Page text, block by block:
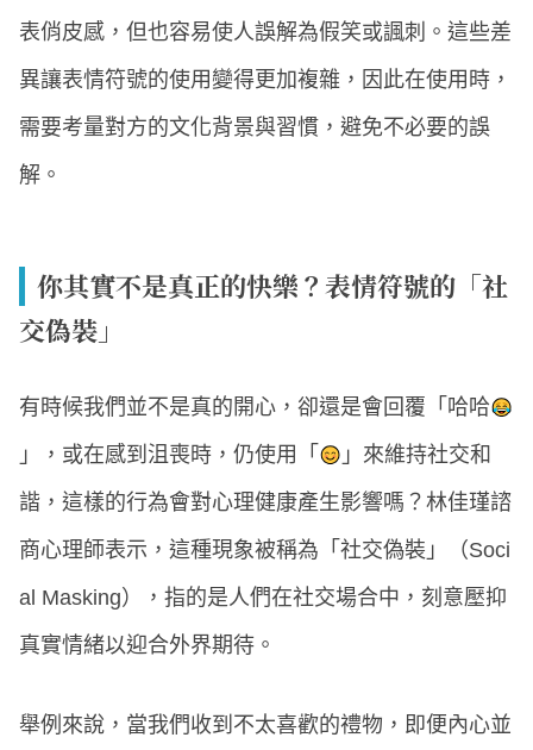
表俏皮感，但也容易使人誤解為假笑或諷刺。這些差
異讓表情符號的使用變得更加複雜，因此在使用時，
需要考量對方的文化背景與習慣，避免不必要的誤
解。
你其實不是真正的快樂？表情符號的「社
交偽裝」
有時候我們並不是真的開心，卻還是會回覆「哈哈
」，或在感到沮喪時，仍使用「
」來維持社交和
諧，這樣的行為會對心理健康產生影響嗎？林佳瑾諮
商心理師表示，這種現象被稱為「社交偽裝」（Soci
al Masking），指的是人們在社交場合中，刻意壓抑
真實情緒以迎合外界期待。
舉例來說，當我們收到不太喜歡的禮物，即便內心並